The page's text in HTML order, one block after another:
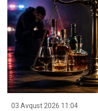
03 Avqust 2026 11:04